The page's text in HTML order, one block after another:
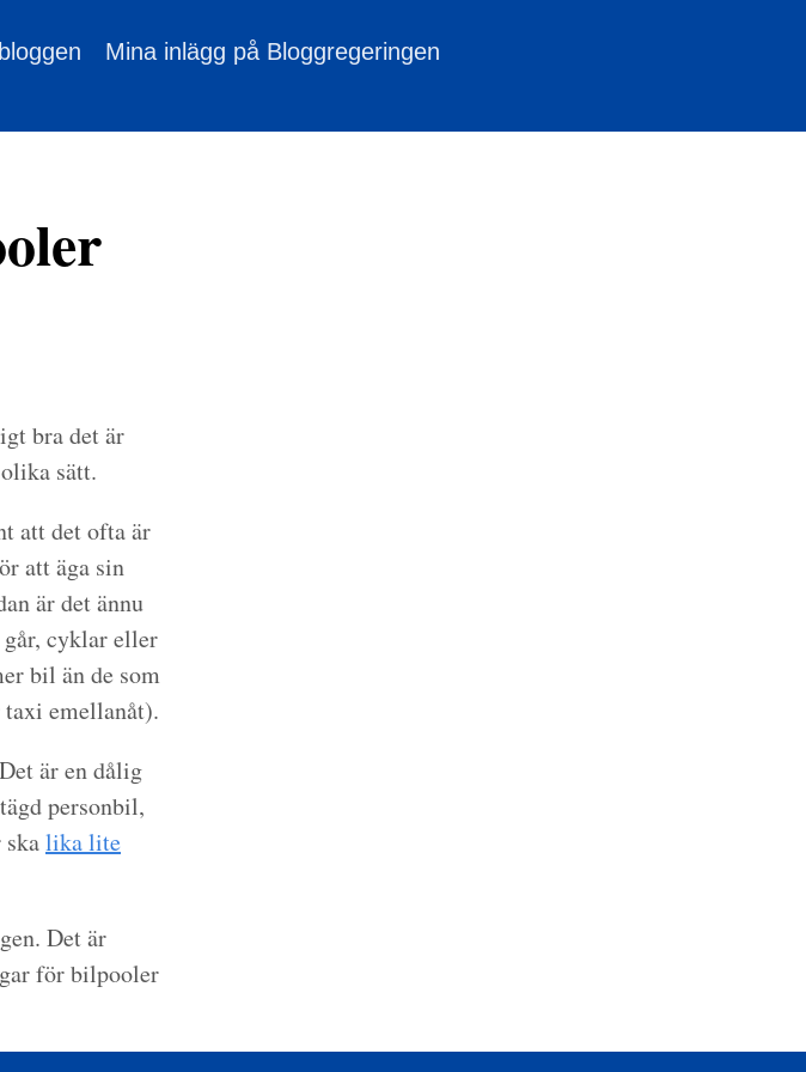
Mina inlägg på Bloggregeringen
bra det är
sätt.
att det ofta är
att äga sin
är det ännu
cyklar eller
bil än de som
emellanåt).
är en dålig
personbil,
lika lite
Det är
för bilpooler